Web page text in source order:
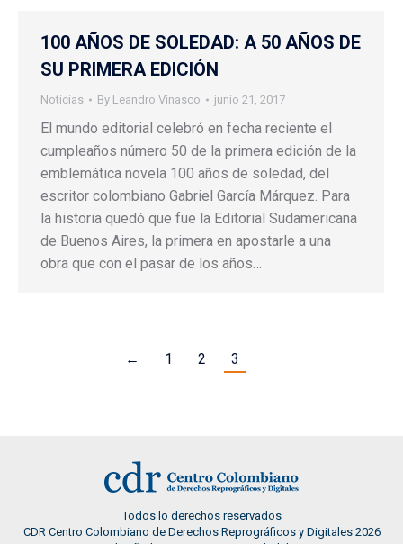
100 AÑOS DE SOLEDAD: A 50 AÑOS DE
SU PRIMERA EDICIÓN
Noticias By Leandro Vinasco junio 21, 2017
El mundo editorial celebró en fecha reciente el
cumpleaños número 50 de la primera edición de la
emblemática novela 100 años de soledad, del
escritor colombiano Gabriel García Márquez. Para
la historia quedó que fue la Editorial Sudamericana
de Buenos Aires, la primera en apostarle a una
obra que con el pasar de los años…
← 1 2 3
Todos lo derechos reservados
CDR Centro Colombiano de Derechos Reprográficos y Digitales 2026